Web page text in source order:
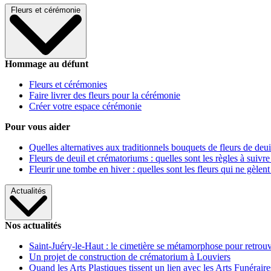
Fleurs et cérémonie
Hommage au défunt
Fleurs et cérémonies
Faire livrer des fleurs pour la cérémonie
Créer votre espace cérémonie
Pour vous aider
Quelles alternatives aux traditionnels bouquets de fleurs de
Fleurs de deuil et crématoriums : quelles sont les règles à
Fleurir une tombe en hiver : quelles sont les fleurs qui ne gèlent
Actualités
Nos actualités
Saint-Juéry-le-Haut : le cimetière se métamorphose pour
Un projet de construction de crématorium à Louviers
Quand les Arts Plastiques tissent un lien avec les Arts